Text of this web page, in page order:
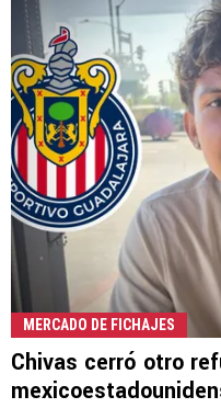
MERCADO DE FICHAJES
Chivas cerró otro